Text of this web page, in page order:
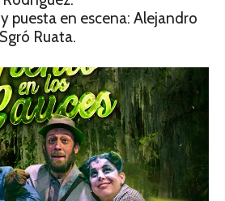
puesta en escena: Alejandro
Ruata.